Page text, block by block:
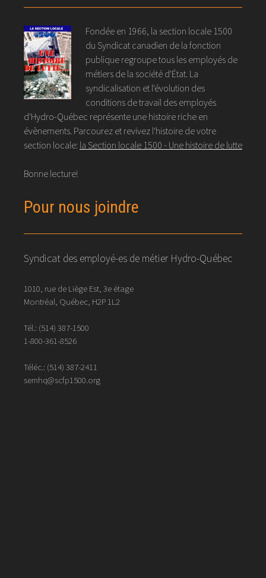
Fondée en 1966, la section locale 1500
du Syndicat canadien de la fonction
publique regroupe tous les employés de
métiers de la société d'État. La
syndicalisation et l'évolution des
conditions de travail des employés
d'Hydro-Québec représente une histoire riche en
évènements. Parcourez et revivez l'histoire de votre
section locale: la Section locale 1500 - Une histoire de lutte
Bonne lecture!
Pour nous joindre
Syndicat des employé-es de métier Hydro-Québec
1010, rue de Liège Est, 3e étage
Montréal, Québec, H2P 1L2
Tél.: (514) 387-1500
1-800-361-8526
Téléc.: (514) 387-2411
semhq@scfp1500.org